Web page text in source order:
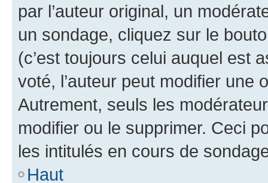
par l’auteur original, un
un sondage, cliquez sur le
(c’est toujours celui auquel est
voté, l’auteur peut modifier une
Autrement, seuls les
modifier ou le supprimer. Ceci
les intitulés en cours de
Haut